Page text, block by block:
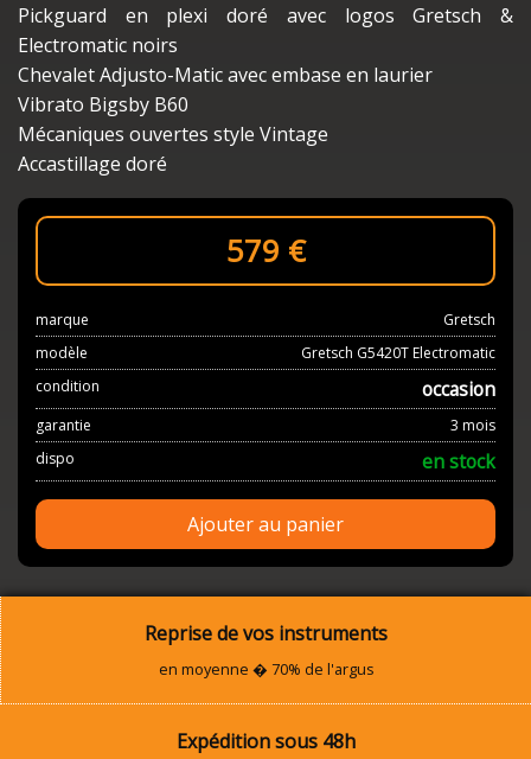
Pickguard en plexi doré avec logos Gretsch &
Electromatic noirs
Chevalet Adjusto-Matic avec embase en laurier
Vibrato Bigsby B60
Mécaniques ouvertes style Vintage
Accastillage doré
579 €
marque
Gretsch
modèle
Gretsch G5420T Electromatic
condition
occasion
garantie
3 mois
dispo
en stock
Ajouter au panier
Reprise de vos instruments
en moyenne � 70% de l'argus
Expédition sous 48h